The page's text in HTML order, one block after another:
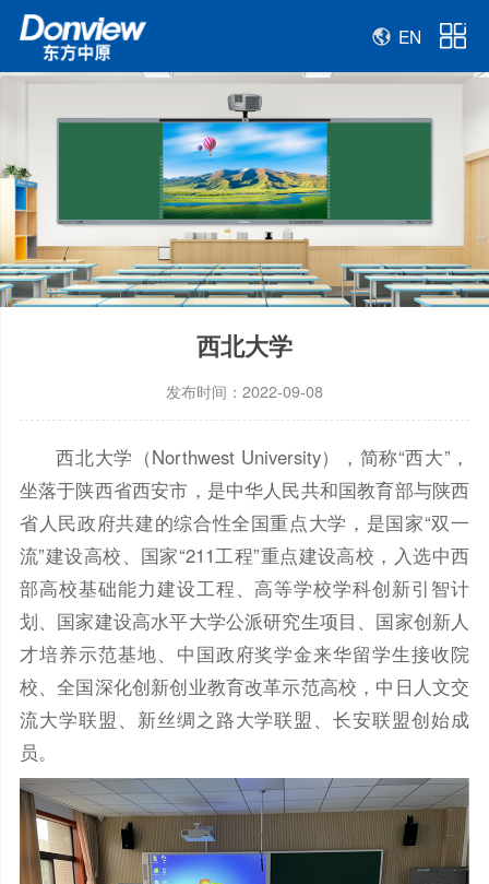
EN
西北大学
发布时间：2022-09-08
西北大学（Northwest University），简称“西大”，
坐落于陕西省西安市，是中华人民共和国教育部与陕西
省人民政府共建的综合性全国重点大学，是国家“双一
流”建设高校、国家“211工程”重点建设高校，入选中西
部高校基础能力建设工程、高等学校学科创新引智计
划、国家建设高水平大学公派研究生项目、国家创新人
才培养示范基地、中国政府奖学金来华留学生接收院
校、全国深化创新创业教育改革示范高校，中日人文交
流大学联盟、新丝绸之路大学联盟、长安联盟创始成
员。